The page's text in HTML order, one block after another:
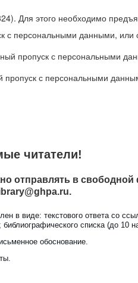
Для этого необходимо
с персональными данными, или
пропуск с персональными
с персональными
читатели!
отправлять в
.
в виде: текстового ответа со
списка (до 10
обоснование.